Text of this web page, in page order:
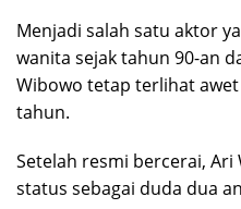
Menjadi salah satu aktor
wanita sejak tahun 90-an
Wibowo tetap terlihat
tahun.
Setelah resmi bercerai,
status sebagai duda dua